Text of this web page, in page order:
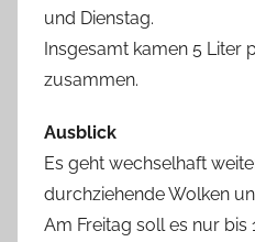
und Dienstag.
Insgesamt kamen 5 Liter
zusammen.
Ausblick
Es geht wechselhaft
durchziehende Wolken
Am Freitag soll es nur bis